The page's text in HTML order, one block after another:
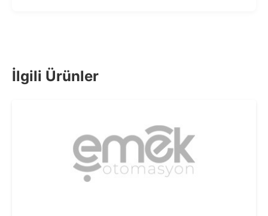
İlgili Ürünler